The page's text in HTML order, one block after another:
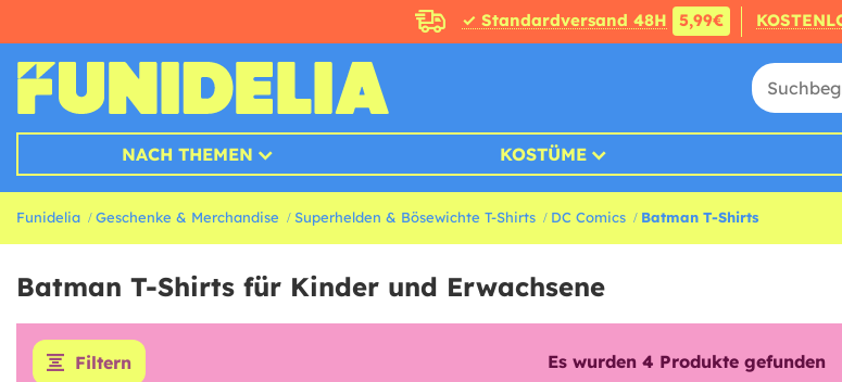
✓ Standardversand 48H 5,99€
NACH THEMEN KOSTÜME
Funidelia Geschenke & Merchandise Superhelden & Bösewichte T-Shirts DC Comics Batman T-Shirts
Batman T-Shirts für Kinder und Erwachsene
Filtern Es wurden 4 Produkte gefunden